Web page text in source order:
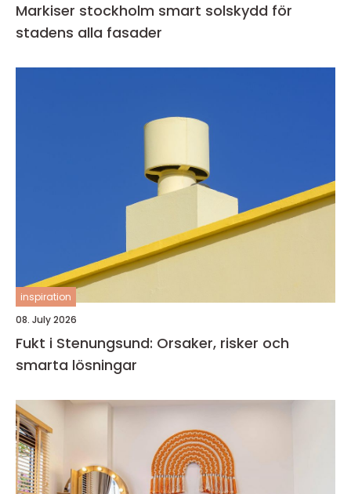
Markiser stockholm smart solskydd för
stadens alla fasader
inspiration
08. July 2026
Fukt i Stenungsund: Orsaker, risker och
smarta lösningar